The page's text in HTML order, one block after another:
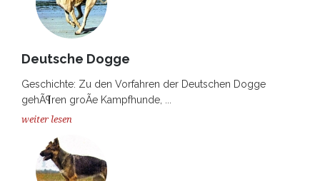
Deutsche Dogge
Geschichte: Zu den Vorfahren der Deutschen Dogge
gehÃ¶ren groÃe Kampfhunde, ...
weiter lesen